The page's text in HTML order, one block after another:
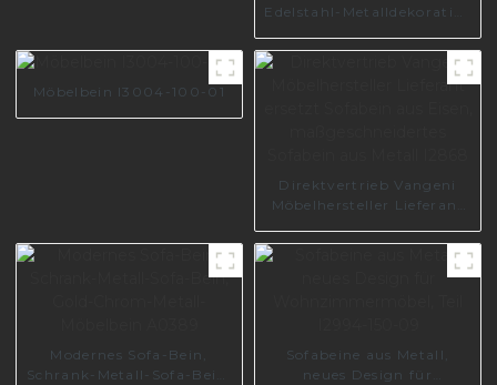
Edelstahl-Metalldekorative
Zubehör Wohnzimmer
Möbelbein I3004-100-01
Direktvertrieb Vangeni
Möbelhersteller Lieferant
maßgeschneidertes
Sofabein aus Metall I2868
Modernes Sofa-Bein,
Schrank-Metall-Sofa-Bein,
Sofabeine aus Metall,
neues Design für